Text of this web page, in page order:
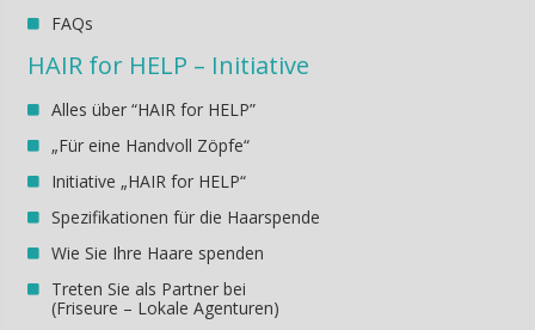
FAQs
HAIR for HELP – Initiative
Alles über “HAIR for HELP”
„Für eine Handvoll Zöpfe“
Initiative „HAIR for HELP“
Spezifikationen für die Haarspende
Wie Sie Ihre Haare spenden
Treten Sie als Partner bei
(Friseure – Lokale Agenturen)